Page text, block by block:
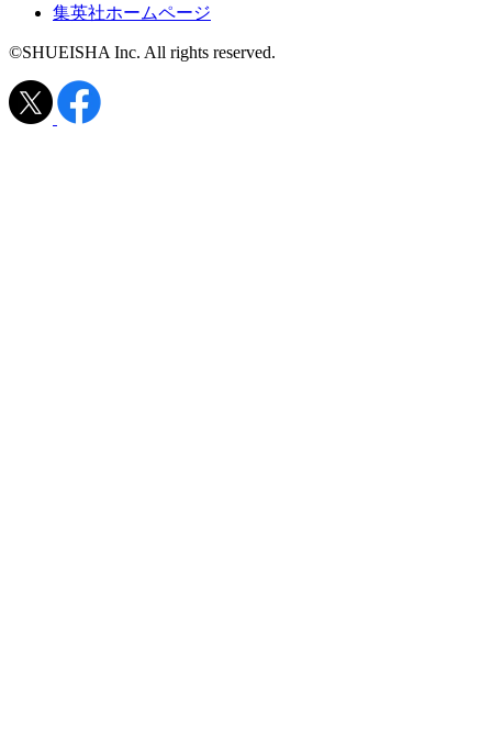
集英社ホームページ
©SHUEISHA Inc. All rights reserved.